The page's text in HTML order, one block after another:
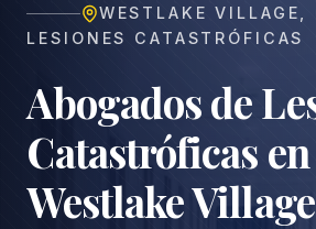
GRATIS · CONFIDENCIAL
Solicita tu consulta gratuita
compromiso.
WESTLAKE VILLAGE,
LESIONES CATASTRÓFICAS
Abogados de
Catastróficas en
Westlake Village